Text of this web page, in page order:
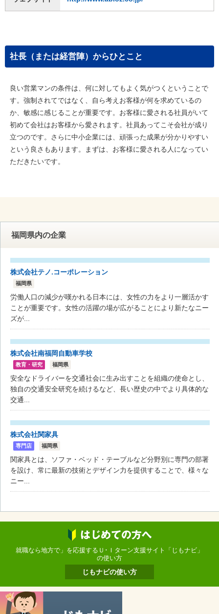
社長（または経営陣）からひとこと
良い営業マンの条件は、何に対してもよく気がつくということで
す。強制されてではなく、自ら考えお客様が何を求めているの
か、敏感に感じることが重要です。お客様に愛される社員がいて
初めて会社はお客様から愛されます。社員あってこそ会社が成り
立つのです。さらに中小企業には、頑張った成果が分かりやすい
という良さもあります。まずは、お客様に愛される人になってい
ただきたいです。
福岡県内の企業
株式会社テノ.コーポレーション
福岡県
労働人口の減少が嘆かれる日本には、女性の力をより一層活かす
ことが重要です。女性の活躍の場が広がることにより新たなニー
ズが...
株式会社南福岡自動車学校
教育・研究 福岡県
安全なドライバーを交通社会に生み出すことを組織の使命とし、
独自の交通安全研究を続けるなど、長い歴史の中でより具体的な
交通...
株式会社関家具
専門店 福岡県
関家具とは、ソファ・ベッド・テーブルなど分野別に専門の部署
を設け、常に最新の技術とデザイン力を提供することで、様々な
ニー...
就職なら地方で」を応援するＵ･Ｉターン支援サイト「じもナビ」
の使い方
じもナビの使い方